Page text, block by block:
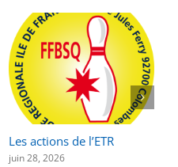
Les actions de l’ETR
juin 28, 2026